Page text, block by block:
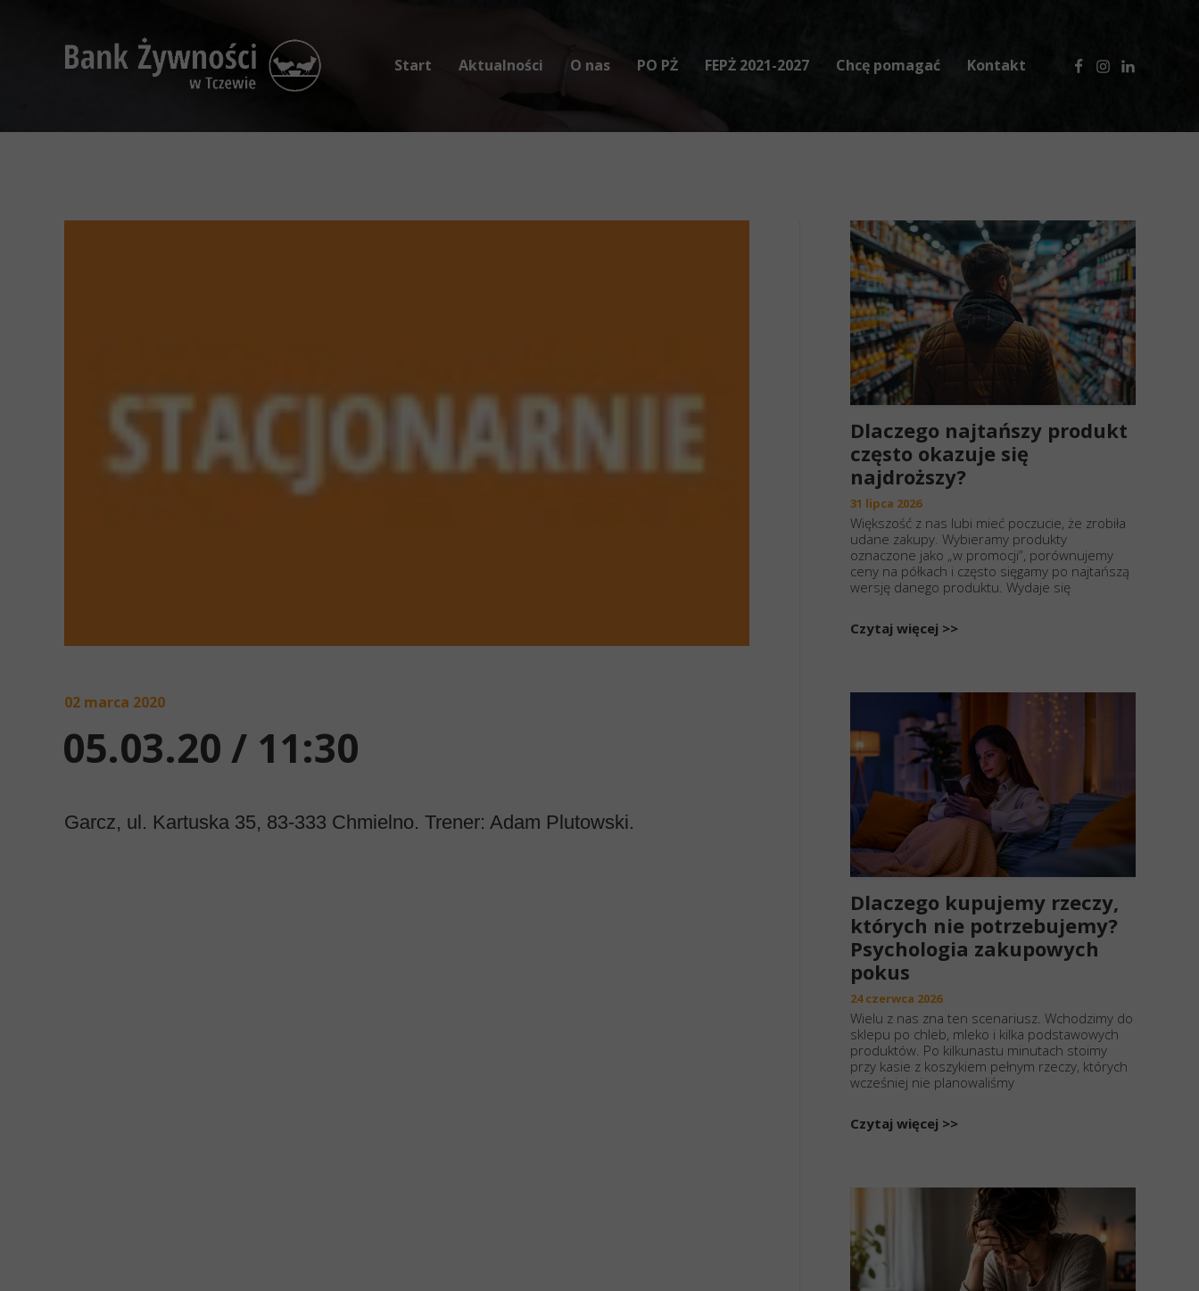
Start Aktualności O nas
Historia
PO PŻ
Podprogram 2021
FEPŻ 2021-2027
Podprogram 2024
Chcę pomagać
Wesprzyj nas finansowo
Zostań partnerem biznesowym
Zostań wolontariuszem
Kontakt
Dlaczego najtańszy produkt
często okazuje się
najdroższy?
31 lipca 2026
Większość z nas lubi mieć poczucie, że zrobiła
udane zakupy. Wybieramy produkty
oznaczone jako „w promocji”, porównujemy
ceny na półkach i często sięgamy po najtańszą
wersję danego produktu. Wydaje się
Czytaj więcej >>
Dlaczego kupujemy rzeczy,
których nie potrzebujemy?
Psychologia zakupowych
pokus
24 czerwca 2026
Wielu z nas zna ten scenariusz. Wchodzimy do
sklepu po chleb, mleko i kilka podstawowych
produktów. Po kilkunastu minutach stoimy
przy kasie z koszykiem pełnym rzeczy, których
wcześniej nie planowaliśmy
Czytaj więcej >>
02 marca 2020
Garcz, ul. Kartuska 35, 83-333 Chmielno. Trener: Adam Plutowski.
05.03.20 / 11:30